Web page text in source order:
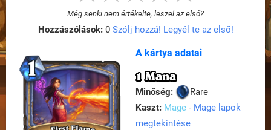
Még senki nem értékelte, leszel az első?
Hozzászólások:0 Szólj hozzá! Legyél te az első!
A kártya adatai
1 Mana
Minőség:
Rare
Kaszt: Mage - Mage lapok
megtekintése